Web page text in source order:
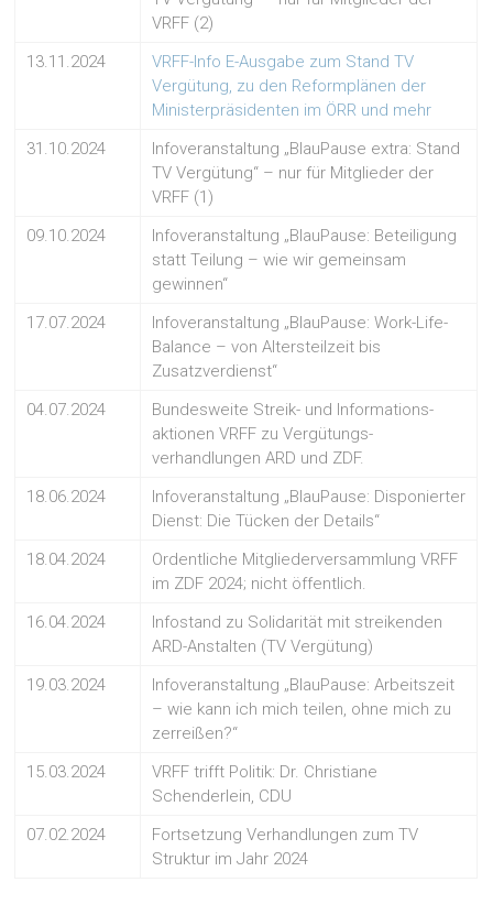
VRFF (2)
13.11.2024
VRFF-Info E-Ausgabe zum Stand TV
Vergütung, zu den Reformplänen der
Ministerpräsidenten im ÖRR und mehr
31.10.2024
Infoveranstaltung „BlauPause extra: Stand
TV Vergütung“ – nur für Mitglieder der
VRFF (1)
09.10.2024
Infoveranstaltung „BlauPause: Beteiligung
statt Teilung – wie wir gemeinsam
gewinnen“
17.07.2024
Infoveranstaltung „BlauPause: Work-Life-
Balance – von Altersteilzeit bis
Zusatzverdienst“
04.07.2024
Bundesweite Streik- und Informations-
aktionen VRFF zu Vergütungs-
verhandlungen ARD und ZDF.
18.06.2024
Infoveranstaltung „BlauPause: Disponierter
Dienst: Die Tücken der Details“
18.04.2024
Ordentliche Mitgliederversammlung VRFF
im ZDF 2024; nicht öffentlich.
16.04.2024
Infostand zu Solidarität mit streikenden
ARD-Anstalten (TV Vergütung)
19.03.2024
Infoveranstaltung „BlauPause: Arbeitszeit
– wie kann ich mich teilen, ohne mich zu
zerreißen?“
15.03.2024
VRFF trifft Politik: Dr. Christiane
Schenderlein, CDU
07.02.2024
Fortsetzung Verhandlungen zum TV
Struktur im Jahr 2024